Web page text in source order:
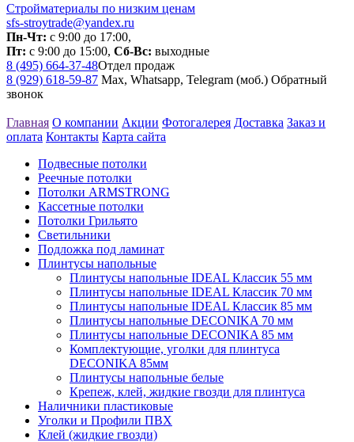
Стройматериалы по низким ценам
sfs-stroytrade@yandex.ru
Пн-Чт: с 9:00 до 17:00,
Пт: с 9:00 до 15:00, Сб-Вс: выходные
8 (495) 664-37-48Отдел продаж
8 (929) 618-59-87 Max, Whatsapp, Telegram (моб.) Обратный
звонок
Главная О компании Акции Фотогалерея Доставка Заказ и
оплата Контакты Карта сайта
Подвесные потолки
Реечные потолки
Потолки ARMSTRONG
Кассетные потолки
Потолки Грильято
Светильники
Подложка под ламинат
Плинтусы напольные
Плинтусы напольные IDEAL Классик 55 мм
Плинтусы напольные IDEAL Классик 70 мм
Плинтусы напольные IDEAL Классик 85 мм
Плинтусы напольные DECONIKA 70 мм
Плинтусы напольные DECONIKA 85 мм
Комплектующие, уголки для плинтуса
DECONIKA 85мм
Плинтусы напольные белые
Крепеж, клей, жидкие гвозди для плинтуса
Наличники пластиковые
Уголки и Профили ПВХ
Клей (жидкие гвозди)